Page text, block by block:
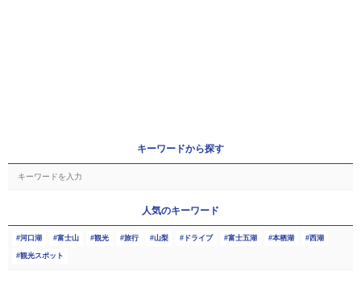
キーワードから探す
人気のキーワード
河口湖 富士山 観光 旅行 山梨 ドライブ 富士五湖 本栖湖 西湖
観光スポット